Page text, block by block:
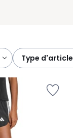
type d'article